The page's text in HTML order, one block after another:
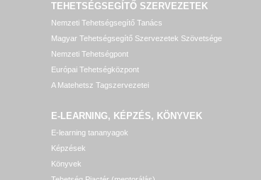
TEHETSÉGSEGÍTŐ SZERVEZETEK
Nemzeti Tehetségsegítő Tanács
Magyar Tehetségsegítő Szervezetek Szövetsége
Nemzeti Tehetségpont
Európai Tehetségközpont
A Matehetsz Tagszervezetei
E-LEARNING, KÉPZÉS, KÖNYVEK
E-learning tananyagok
Képzések
Könyvek